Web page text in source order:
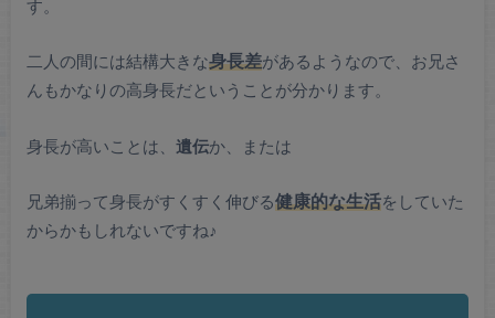
す。
二人の間には結構大きな身長差があるようなので、お兄さ
んもかなりの高身長だということが分かります。
身長が高いことは、 遺伝か、または
兄弟揃って身長がすくすく伸びる健康的な生活をしていた
からかもしれないですね♪